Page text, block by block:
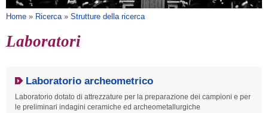
Tu sei qui
Home » Ricerca » Strutture della ricerca
Laboratori
Laboratorio archeometrico
Laboratorio dotato di attrezzature per la preparazione dei campioni e per
le preliminari indagini ceramiche ed archeometallurgiche